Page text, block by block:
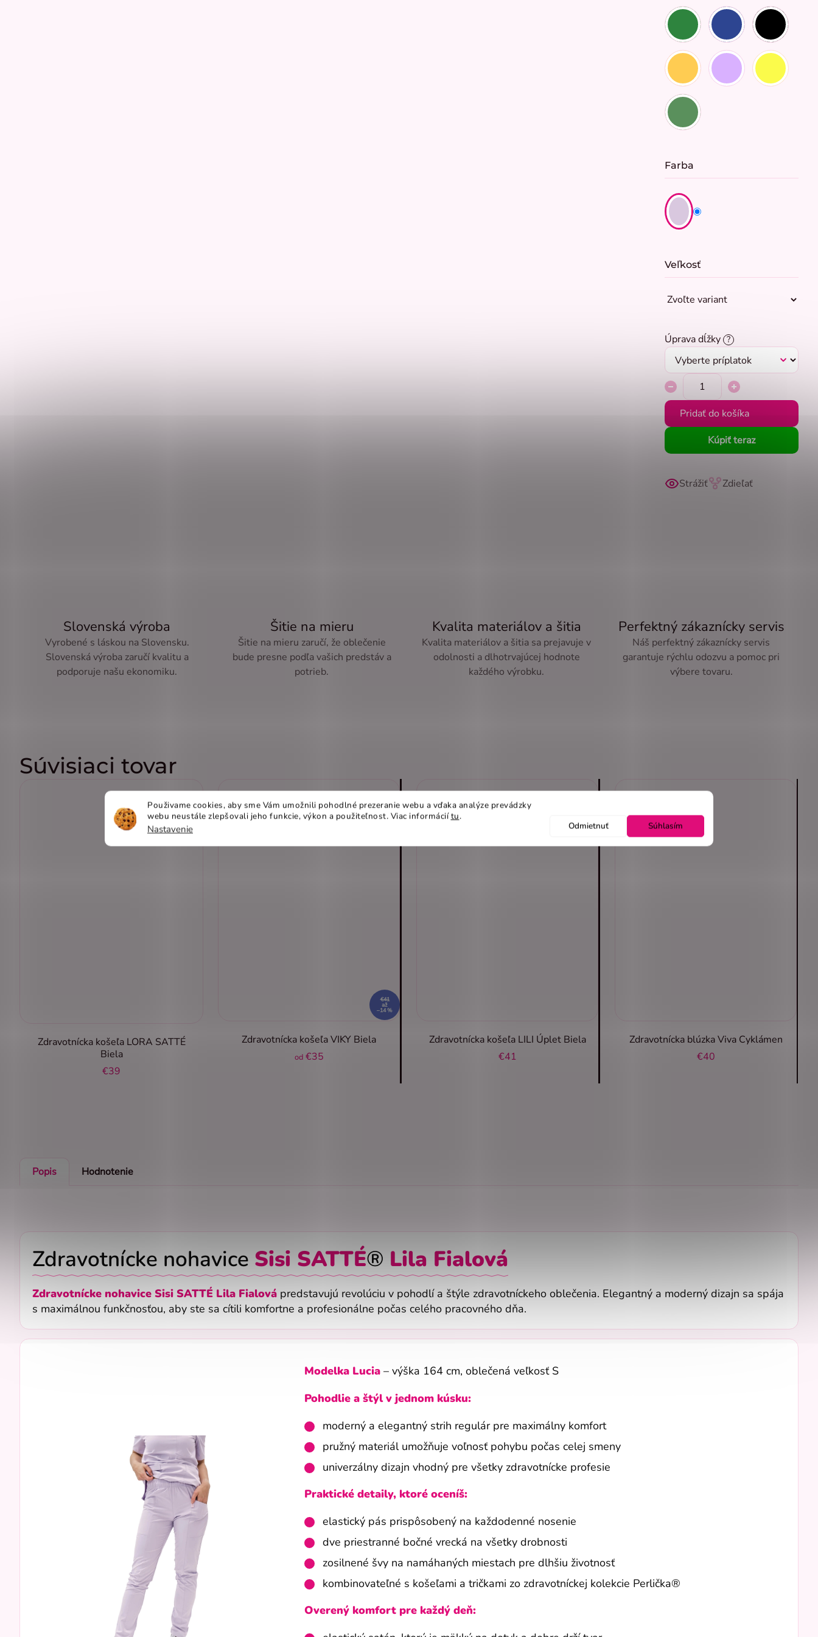
Použivame cookies, aby sme Vám umožnili pohodlné prezeranie webu a vďaka analýze prevádzky
webu neustále zlepšovali jeho funkcie, výkon a použiteľnost. Viac informáciítu.
Nastavenie Odmietnuť Súhlasím
Farba
Veľkosť
Úprava dĺžky ?
Pridať do košíka
Kúpiť teraz
Strážiť Zdieľať
Slovenská výroba
Vyrobené s láskou na Slovensku.
Slovenská výroba zaručí kvalitu a
podporuje našu ekonomiku.
Šitie na mieru
Šitie na mieru zaručí, že oblečenie
bude presne podľa vašich predstáv a
potrieb.
Kvalita materiálov a šitia
Kvalita materiálov a šitia sa prejavuje v
odolnosti a dlhotrvajúcej hodnote
každého výrobku.
Perfektný zákaznícky servis
Náš perfektný zákaznícky servis
garantuje rýchlu odozvu a pomoc pri
výbere tovaru.
Súvisiaci tovar
Zdravotnícka košeľa LORA SATTÉ
Biela
€39
€41
až
–14 %
Zdravotnícka košeľa VIKY Biela
od€35
Zdravotnícka košeľa LILI Úplet Biela
€41
Zdravotnícka blúzka Viva Cyklámen
€40
Popis Hodnotenie
Zdravotnícke nohavice Sisi SATTÉ® Lila Fialová
Zdravotnícke nohavice Sisi SATTÉ Lila Fialová predstavujú revolúciu v pohodlí a štýle zdravotníckeho oblečenia. Elegantný a moderný dizajn sa spája
s maximálnou funkčnosťou, aby ste sa cítili komfortne a profesionálne počas celého pracovného dňa.
Modelka Lucia – výška 164 cm, oblečená veľkosť S
Pohodlie a štýl v jednom kúsku:
moderný a elegantný strih regulár pre maximálny komfort
pružný materiál umožňuje voľnosť pohybu počas celej smeny
univerzálny dizajn vhodný pre všetky zdravotnícke profesie
Praktické detaily, ktoré oceníš:
elastický pás prispôsobený na každodenné nosenie
dve priestranné bočné vrecká na všetky drobnosti
zosilnené švy na namáhaných miestach pre dlhšiu životnosť
kombinovateľné s košeľami a tričkami zo zdravotníckej kolekcie Perlička®
Overený komfort pre každý deň: